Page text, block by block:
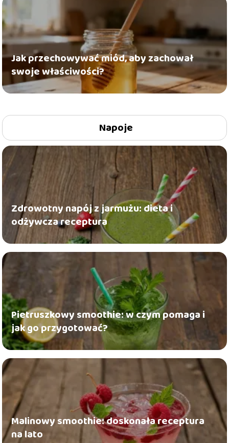
Jak przechowywać miód, aby zachował
swoje właściwości?
Napoje
Zdrowotny napój z jarmużu: dieta i
odżywcza receptura
Pietruszkowy smoothie: w czym pomaga i
jak go przygotować?
Malinowy smoothie: doskonała receptura
na lato